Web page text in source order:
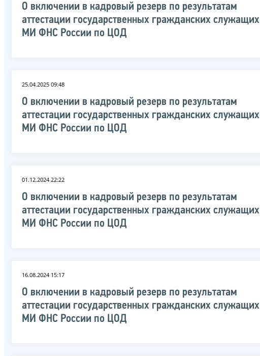
О включении в кадровый резерв по результатам
аттестации государственных гражданских служащих
МИ ФНС России по ЦОД
25.04.2025 09:48
О включении в кадровый резерв по результатам
аттестации государственных гражданских служащих
МИ ФНС России по ЦОД
01.12.2024 22:22
О включении в кадровый резерв по результатам
аттестации государственных гражданских служащих
МИ ФНС России по ЦОД
16.08.2024 15:17
О включении в кадровый резерв по результатам
аттестации государственных гражданских служащих
МИ ФНС России по ЦОД